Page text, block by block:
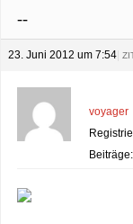
--
23. Juni 2012 um 7:54
voyager